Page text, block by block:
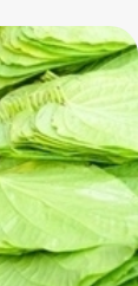
且需長時間治療
提供檳榔給子
期接受口腔黏膜
民健康署已在
息不正常 種下
從事體力活的
常，往往就開
檳榔子列為第一
者，就算戒除
口腔癌患者 9個
慣，檳榔子（菁
用於中樞和自律